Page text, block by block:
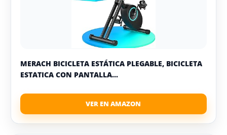
MERACH BICICLETA ESTÁTICA PLEGABLE, BICICLETA
ESTATICA CON PANTALLA...